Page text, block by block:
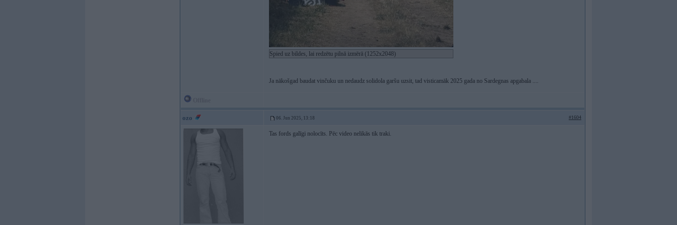
Spied uz bildes, lai redzētu pilnā izmērā (1252x2048)
Ja nākošgad baudat vinčuku un nedaudz solidola garšu uzsit, tad visticamāk 2025 gada no Sardegnas apgabala ....
ozo 06. Jun 2025, 13:18 #1604
Tas fords galīgi nolocīts. Pēc video nelikās tik traki.